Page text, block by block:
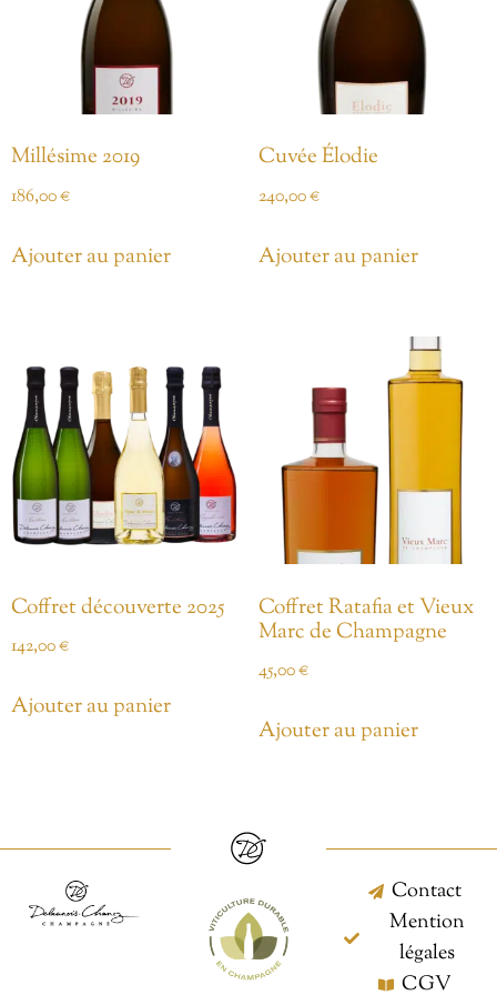
Millésime 2019
186,00€
Ajouter au panier
Cuvée Élodie
240,00€
Ajouter au panier
Coffret découverte 2025
142,00€
Ajouter au panier
Coffret Ratafia et Vieux
Marc de Champagne
45,00€
Ajouter au panier
Contact
Mention
légales
CGV